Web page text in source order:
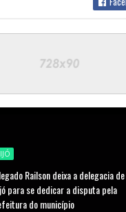
Railson deixa a delegacia de
para se dedicar a disputa pela
do município